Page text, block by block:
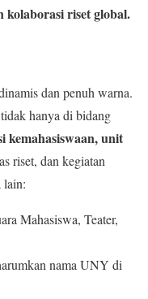
kolaborasi riset global.
dan penuh warna.
hanya di bidang
kemahasiswaan, unit
riset, dan kegiatan
lain:
Mahasiswa, Teater,
nama UNY di